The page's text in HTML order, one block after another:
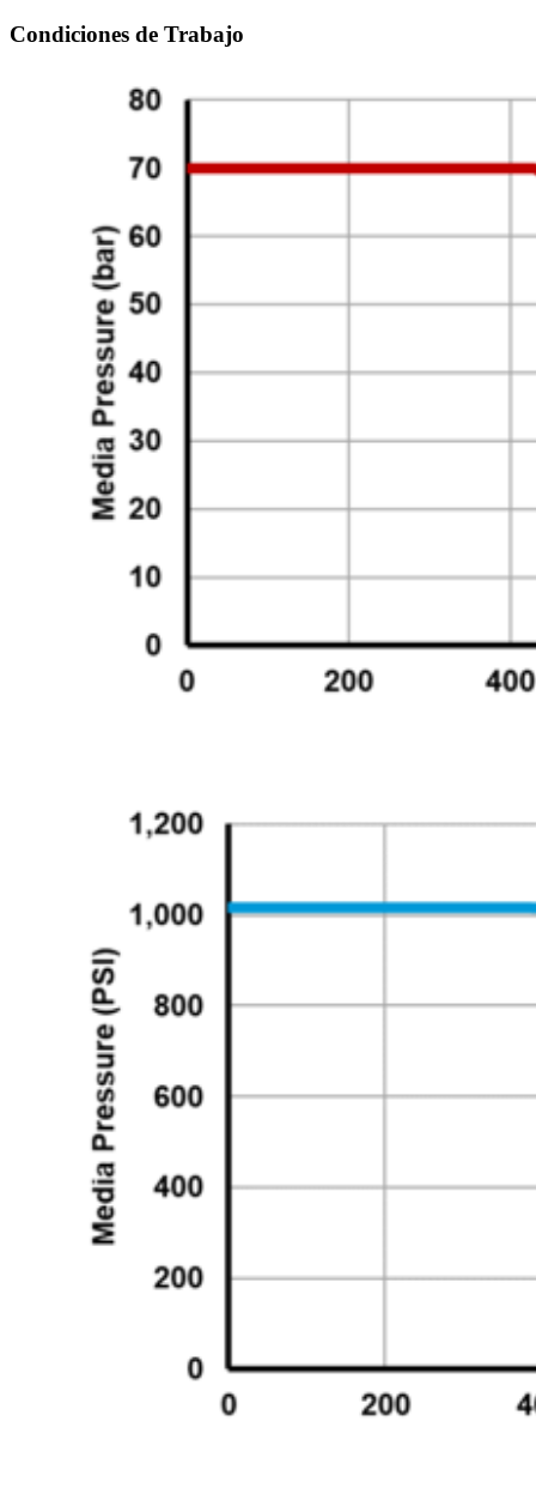
Condiciones de Trabajo